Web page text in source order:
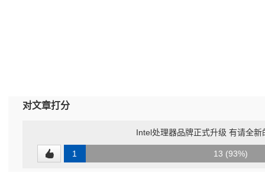
对文章打分
Intel处理器品牌正式升级 有请全新
1
13 (93%)